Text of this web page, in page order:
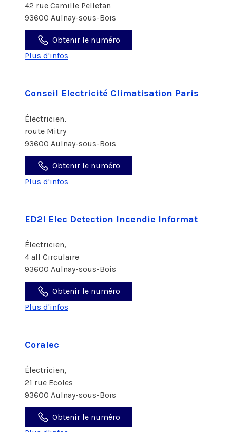
42 rue Camille Pelletan
93600 Aulnay-sous-Bois
Obtenir le numéro
Plus d'infos
Conseil Electricité Climatisation Paris
Électricien,
route Mitry
93600 Aulnay-sous-Bois
Obtenir le numéro
Plus d'infos
ED2I Elec Detection Incendie Informat
Électricien,
4 all Circulaire
93600 Aulnay-sous-Bois
Obtenir le numéro
Plus d'infos
Coralec
Électricien,
21 rue Ecoles
93600 Aulnay-sous-Bois
Obtenir le numéro